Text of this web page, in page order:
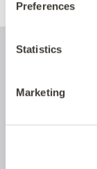
Preferences
Statistics
Marketing